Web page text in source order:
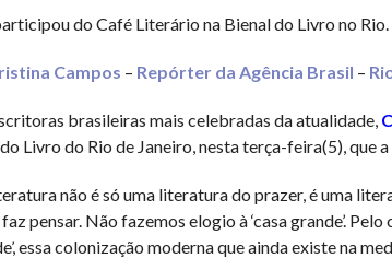
do Café Literário na Bienal do Livro no Rio.
Campos – Repórter da Agência Brasil –
brasileiras mais celebradas da atualidade,
Livro do Rio de Janeiro, nesta terça-feira(5), que
não é só uma literatura do prazer, é uma
pensar. Não fazemos elogio à ‘casa grande’.
essa colonização moderna que ainda existe na